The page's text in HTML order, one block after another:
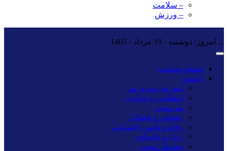
– سلامت
– ورزش
... امروز: دوشنبه - 19 مرداد - 1405
صفحه نخست
جامعه
آموزش وپرورش
انتظامی و حوادث
بهزیستی
حقوقی و قضائی
رفاه و تأمین اجتماعی
زنان و خانواده
محیط زیست